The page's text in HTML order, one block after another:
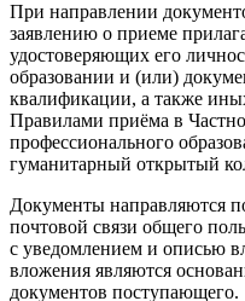
При направлении
заявлению о приеме
удостоверяющих его
образовании и (или)
квалификации, а также
Правилами приёма в
профессионального
гуманитарный открытый
Документы направляются
почтовой связи общего
с уведомлением и описью
вложения являются
документов поступающего.